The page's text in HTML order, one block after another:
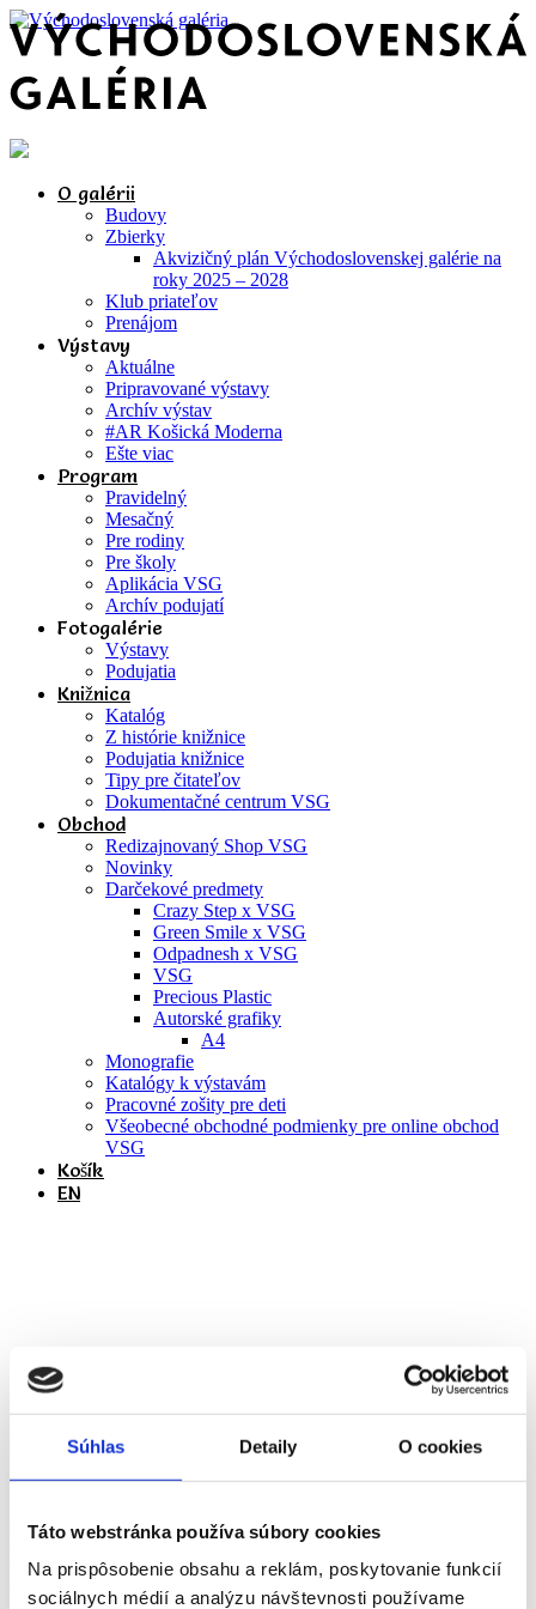
Súhlas Detaily O cookies
Táto webstránka používa súbory cookies
Na prispôsobenie obsahu a reklám, poskytovanie funkcií
sociálnych médií a analýzu návštevnosti používame
O galérii
Budovy
Zbierky
Akvizičný plán Východoslovenskej galérie na
roky 2025 – 2028
Klub priateľov
Prenájom
Výstavy
Aktuálne
Pripravované výstavy
Archív výstav
#AR Košická Moderna
Ešte viac
Program
Pravidelný
Mesačný
Pre rodiny
Pre školy
Aplikácia VSG
Archív podujatí
Fotogalérie
Výstavy
Podujatia
Knižnica
Katalóg
Z histórie knižnice
Podujatia knižnice
Tipy pre čitateľov
Dokumentačné centrum VSG
Obchod
Redizajnovaný Shop VSG
Novinky
Darčekové predmety
Crazy Step x VSG
Green Smile x VSG
Odpadnesh x VSG
VSG
Precious Plastic
Autorské grafiky
A4
Monografie
Katalógy k výstavám
Pracovné zošity pre deti
Všeobecné obchodné podmienky pre online obchod
VSG
Košík
EN
Svetlana Fialová – Niekto o mne vie všetko
otvorenie: 17. 3. 2016 o 17:00
trvanie : 18. 3. 2016 – 21. 5. 2016
kurátor: Michal Štofa
Východoslovenská galéria, Hlavná 27